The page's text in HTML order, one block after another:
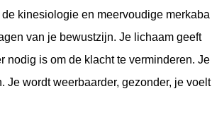
kinesiologie en meervoudige merkaba
van je bewustzijn. Je lichaam geeft
nodig is om de klacht te verminderen. Je
Je wordt weerbaarder, gezonder, je voelt